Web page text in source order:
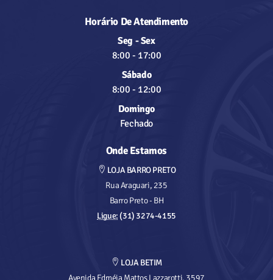
Horário De Atendimento
Seg - Sex
8:00 - 17:00
Sábado
8:00 - 12:00
Domingo
Fechado
Onde Estamos
LOJA BARRO PRETO
Rua Araguari, 235
Barro Preto - BH
Ligue:(31) 3274-4155
LOJA BETIM
Avenida Edméia Mattos Lazzarotti, 3597